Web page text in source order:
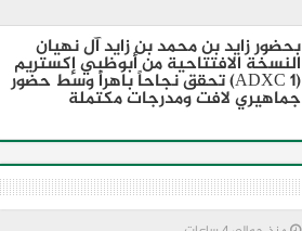
بحضور زايد بن محمد بن زايد آل نهيان
النسخة الافتتاحية من أبوظبي إكستريم
(ADXC 1) تحقق نجاحاً باهراً وسط حضور
جماهيري لافت ومدرجات مكتملة